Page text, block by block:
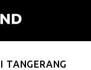
TANGERANG